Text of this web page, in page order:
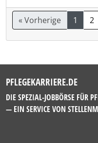
« Vorherige 1 2
PFLEGEKARRIERE.DE
DIE SPEZIAL-JOBBÖRSE FÜR
— EIN SERVICE VON